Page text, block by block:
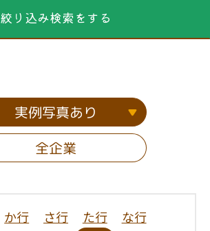
絞り込み検索をする
実例写真あり
全企業
か行 さ行 た行
な行